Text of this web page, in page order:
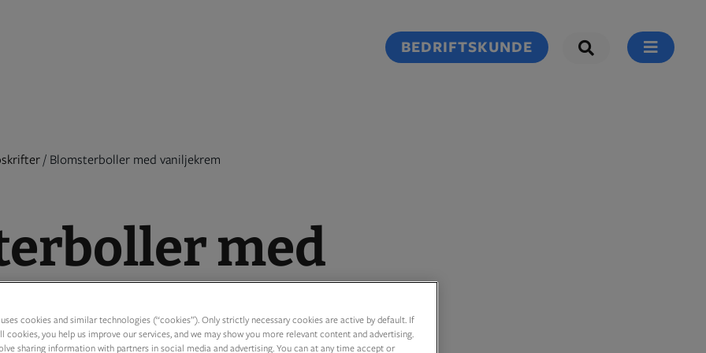
BEDRIFTSKUNDE
/ Blomsterboller med vaniljekrem
med
cookies and similar technologies (“cookies”). Only strictly necessary cookies are active by default. If
cookies, you help us improve our services, and we may show you more relevant content and advertising.
sharing information with partners in social media and advertising. You can at any time accept or